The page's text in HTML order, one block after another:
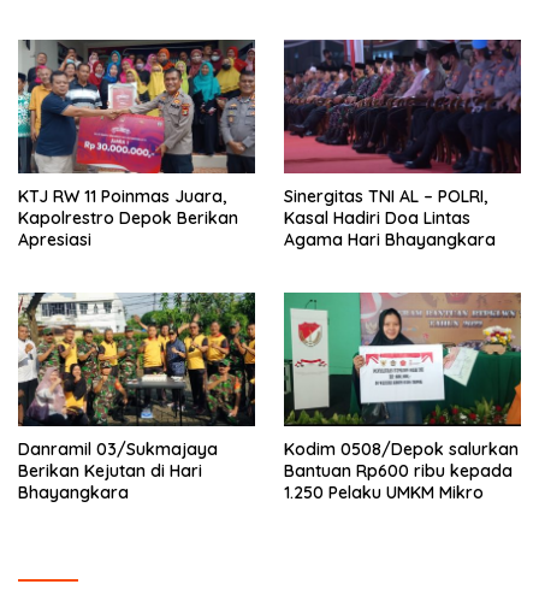
KTJ RW 11 Poinmas Juara,
Kapolrestro Depok Berikan
Apresiasi
Sinergitas TNI AL – POLRI,
Kasal Hadiri Doa Lintas
Agama Hari Bhayangkara
Danramil 03/Sukmajaya
Berikan Kejutan di Hari
Bhayangkara
Kodim 0508/Depok salurkan
Bantuan Rp600 ribu kepada
1.250 Pelaku UMKM Mikro